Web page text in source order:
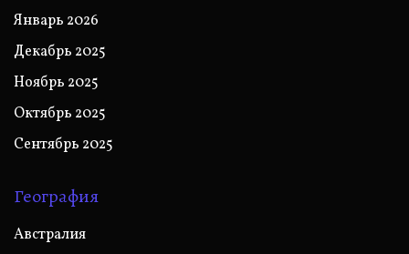
Январь 2026
Декабрь 2025
Ноябрь 2025
Октябрь 2025
Сентябрь 2025
География
Австралия